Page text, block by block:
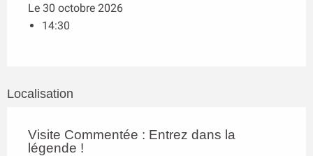
Le 30 octobre 2026
14:30
Localisation
Visite Commentée : Entrez dans la
légende !